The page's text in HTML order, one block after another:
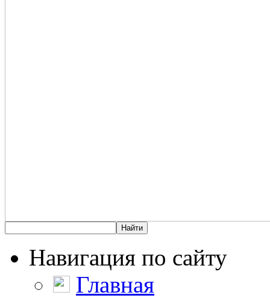
Навигация по сайту
Главная